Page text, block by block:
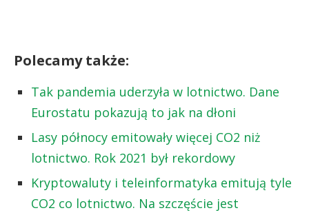
Polecamy także:
Tak pandemia uderzyła w lotnictwo. Dane
Eurostatu pokazują to jak na dłoni
Lasy północy emitowały więcej CO2 niż
lotnictwo. Rok 2021 był rekordowy
Kryptowaluty i teleinformatyka emitują tyle
CO2 co lotnictwo. Na szczęście jest